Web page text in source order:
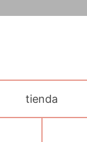
tienda